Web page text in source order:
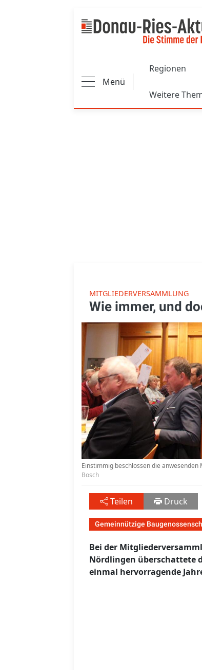
Menü
Regionen
Weitere
MITGLIEDERVERSAMMLUNG
Wie immer, und
Einstimmig beschlossen die
Bosch
Teilen Druck
Gemeinnützige
Bei der
Nördlingen überschattete
einmal hervorragende